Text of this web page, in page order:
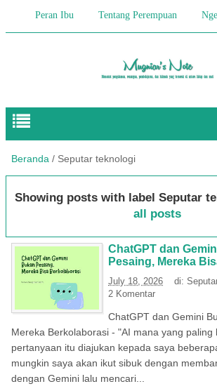
Peran Ibu Tentang Perempuan
Pendidikan Anak
Beranda / Seputar teknologi
Showing posts with label Seputar
all posts
ChatGPT dan
Pesaing, Mereka
July 18, 2026 di:
2 Komentar
ChatGPT dan Gemini
Mereka Berkolaborasi - "AI mana yang paling
pertanyaan itu diajukan kepada saya
mungkin saya akan ikut sibuk dengan
dengan Gemini lalu mencari...